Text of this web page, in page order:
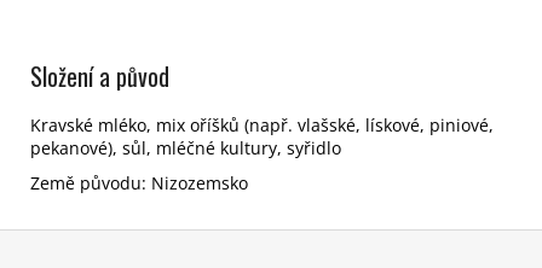
Složení a původ
Kravské mléko, mix oříšků (např. vlašské, lískové, piniové,
pekanové), sůl, mléčné kultury, syřidlo
Země původu: Nizozemsko
Z